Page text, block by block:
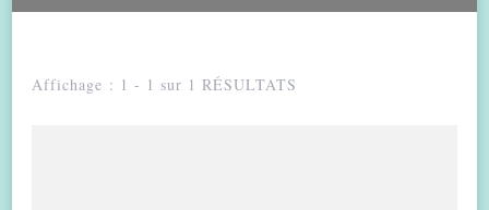
Affichage : 1 - 1 sur 1 RÉSULTATS